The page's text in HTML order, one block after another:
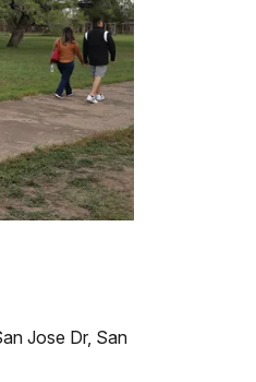
Jose Dr, San